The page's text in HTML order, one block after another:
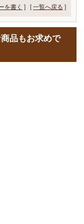
を書く ] [一覧へ戻る ]
品もお求めで